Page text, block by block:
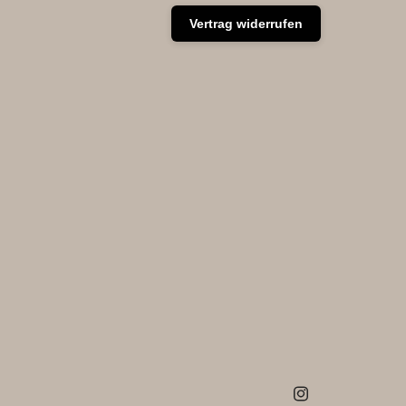
Vertrag widerrufen
Instagram